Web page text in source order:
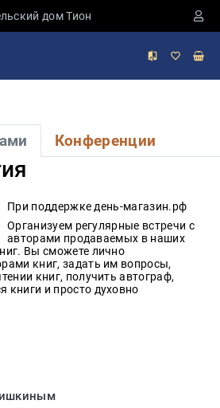
дом Тион
Конференции
При поддержке день-магазин.рф
Организуем регулярные встречи с
авторами продаваемых в наших
Вы сможете лично
книг, задать им вопросы,
книг, получить автограф,
книги и просто духовно